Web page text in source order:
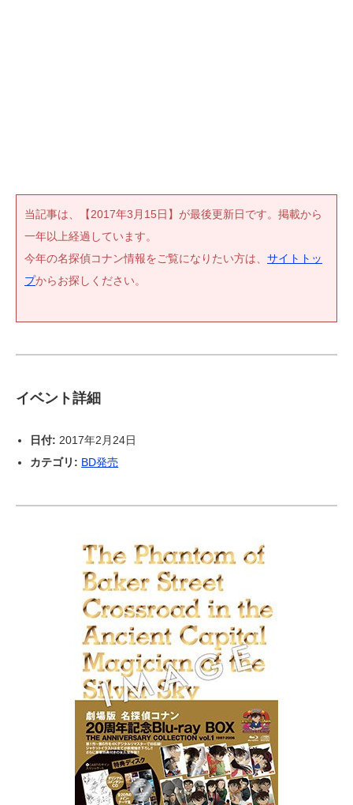
当記事は、【2017年3月15日】が最後更新日です。掲載から
一年以上経過しています。
今年の名探偵コナン情報をご覧になりたい方は、 サイトトッ
プからお探しください。
イベント詳細
日付: 2017年2月24日
カテゴリ: BD発売